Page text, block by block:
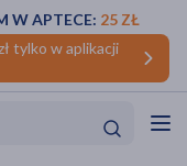
tylko w aplikacji
W APTECE: 25 ZŁ